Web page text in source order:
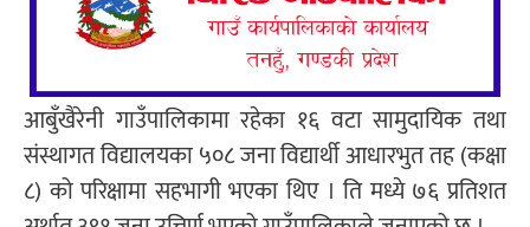
आबुँखैरेनी गाउँपालिकामा रहेका १६ वटा सामुदायिक तथा
संस्थागत विद्यालयका ५०८ जना विद्यार्थी आधारभुत तह (कक्षा
८) को परिक्षामा सहभागी भएका थिए । ति मध्ये ७६ प्रतिशत